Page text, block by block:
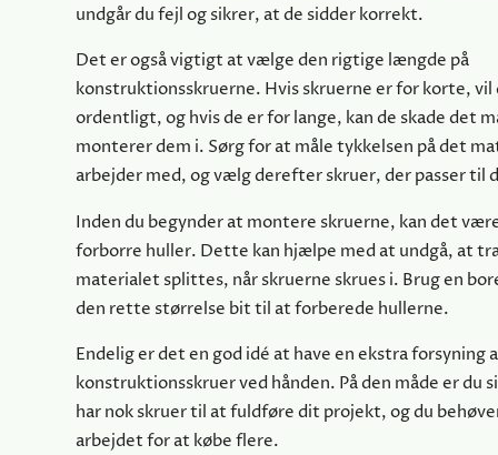
undgår du fejl og sikrer, at de sidder korrekt.
Det er også vigtigt at vælge den rigtige længde på
konstruktionsskruerne. Hvis skruerne er for korte, vil
ordentligt, og hvis de er for lange, kan de skade det
monterer dem i. Sørg for at måle tykkelsen på det
arbejder med, og vælg derefter skruer, der passer til
Inden du begynder at montere skruerne, kan det
forborre huller. Dette kan hjælpe med at undgå, at
materialet splittes, når skruerne skrues i. Brug en
den rette størrelse bit til at forberede hullerne.
Endelig er det en god idé at have en ekstra forsyning
konstruktionsskruer ved hånden. På den måde er du
har nok skruer til at fuldføre dit projekt, og du
arbejdet for at købe flere.